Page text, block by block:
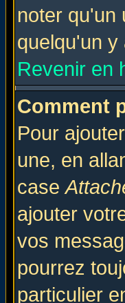
noter qu'un
quelqu'un y
Revenir en
Comment
Pour
une, en
case
ajouter
vos
pourrez
particulier